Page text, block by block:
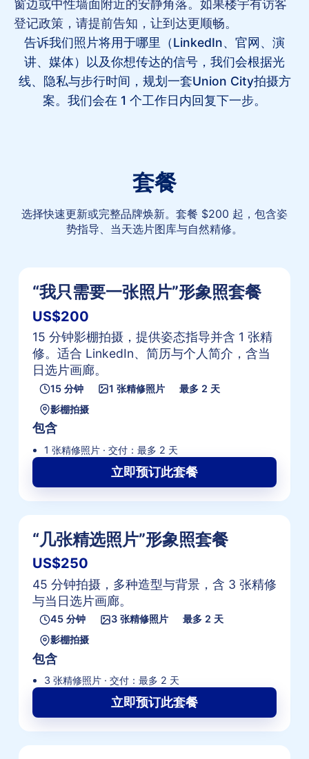
窗边或中性墙面附近的安静角落。如果楼宇有访客
登记政策，请提前告知，让到达更顺畅。
告诉我们照片将用于哪里（LinkedIn、官网、演
讲、媒体）以及你想传达的信号，我们会根据光
线、隐私与步行时间，规划一套Union City拍摄方
案。我们会在 1 个工作日内回复下一步。
套餐
选择快速更新或完整品牌焕新。套餐 $200 起，包含姿
势指导、当天选片图库与自然精修。
“我只需要一张照片”形象照套餐
US$200
15 分钟影棚拍摄，提供姿态指导并含 1 张精
修。适合 LinkedIn、简历与个人简介，含当
日选片画廊。
15 分钟 1 张精修照片
最多 2 天
影棚拍摄
包含
1 张精修照片 · 交付：最多 2 天
立即预订此套餐
“几张精选照片”形象照套餐
US$250
45 分钟拍摄，多种造型与背景，含 3 张精修
与当日选片画廊。
45 分钟 3 张精修照片
最多 2 天
影棚拍摄
包含
3 张精修照片 · 交付：最多 2 天
立即预订此套餐